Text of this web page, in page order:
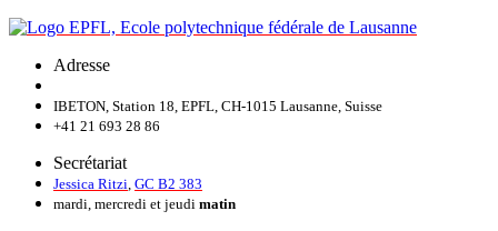
Adresse
IBETON, Station 18, EPFL, CH-1015 Lausanne, Suisse
+41 21 693 28 86
Secrétariat
Jessica Ritzi GC B2 383
mardi, mercredi et jeudi matin